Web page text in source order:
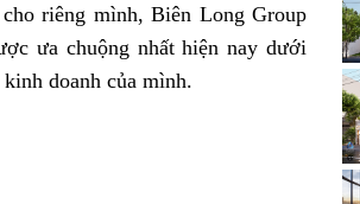
riêng mình, Biên Long Group
ưa chuộng nhất hiện nay dưới
doanh của mình.